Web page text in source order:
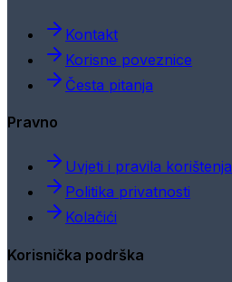
Kontakt
Korisne poveznice
Česta pitanja
Pravno
Uvjeti i pravila korištenja
Politika privatnosti
Kolačići
Korisnička podrška